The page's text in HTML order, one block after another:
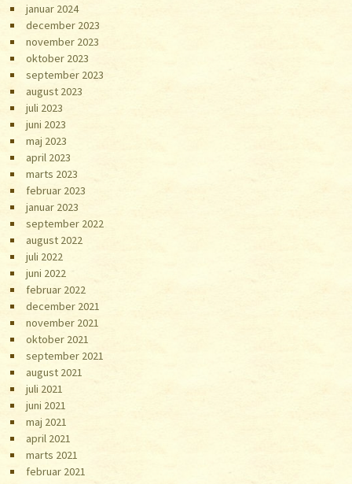
januar 2024
december 2023
november 2023
oktober 2023
september 2023
august 2023
juli 2023
juni 2023
maj 2023
april 2023
marts 2023
februar 2023
januar 2023
september 2022
august 2022
juli 2022
juni 2022
februar 2022
december 2021
november 2021
oktober 2021
september 2021
august 2021
juli 2021
juni 2021
maj 2021
april 2021
marts 2021
februar 2021